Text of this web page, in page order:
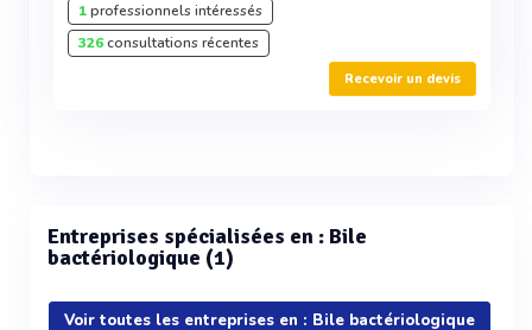
1professionnels intéressés
326consultations récentes
Recevoir un devis
Entreprises spécialisées en : Bile
bactériologique (1)
Voir toutes les entreprises en : Bile bactériologique